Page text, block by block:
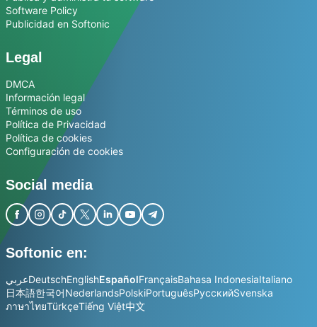
Software Policy
Publicidad en Softonic
Legal
DMCA
Información legal
Términos de uso
Política de Privacidad
Política de cookies
Configuración de cookies
Social media
Softonic en:
عربيDeutschEnglishEspañolFrançaisBahasa IndonesiaItaliano
日本語한국어NederlandsPolskiPortuguêsРусскийSvenska
ภาษาไทยTürkçeTiếng Việt中文